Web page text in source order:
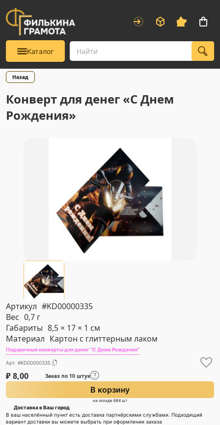
Каталог
Назад
Конверт для денег «С Днем
Рождения»
Артикул #KD00000335
Вес 0,7 г
Габариты 8,5 × 17 × 1 см
Материал Картон с глиттерным лаком
Подарочные конверты для денег "С Днем Рождения"
Арт. #KD00000335
₽8,00 Заказ по 10 штук
В корзину
на складе 684 шт
Доставка в Ваш город
В ваш населённый пункт есть доставка партнёрскими службами. Подходящий
вариант доставки вы можете выбрать при оформлении заказа